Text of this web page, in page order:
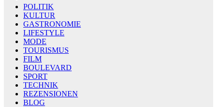
POLITIK
KULTUR
GASTRONOMIE
LIFESTYLE
MODE
TOURISMUS
FILM
BOULEVARD
SPORT
TECHNIK
REZENSIONEN
BLOG